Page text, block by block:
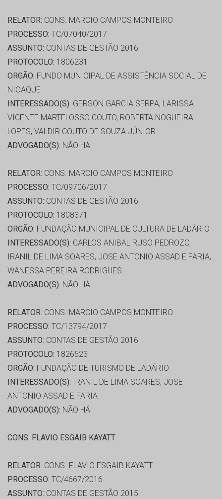
RELATOR: CONS. MARCIO CAMPOS MONTEIRO
PROCESSO: TC/07040/2017
ASSUNTO: CONTAS DE GESTÃO 2016
PROTOCOLO: 1806231
ORGÃO: FUNDO MUNICIPAL DE ASSISTÊNCIA SOCIAL DE
NIOAQUE
INTERESSADO(S): GERSON GARCIA SERPA, LARISSA
VICENTE MARTELOSSO COUTO, ROBERTA NOGUEIRA
LOPES, VALDIR COUTO DE SOUZA JÚNIOR
ADVOGADO(S): NÃO HÁ
RELATOR: CONS. MARCIO CAMPOS MONTEIRO
PROCESSO: TC/09706/2017
ASSUNTO: CONTAS DE GESTÃO 2016
PROTOCOLO: 1808371
ORGÃO: FUNDAÇÃO MUNICIPAL DE CULTURA DE LADÁRIO
INTERESSADO(S): CARLOS ANIBAL RUSO PEDROZO,
IRANIL DE LIMA SOARES, JOSE ANTONIO ASSAD E FARIA,
WANESSA PEREIRA RODRIGUES
ADVOGADO(S): NÃO HÁ
RELATOR: CONS. MARCIO CAMPOS MONTEIRO
PROCESSO: TC/13794/2017
ASSUNTO: CONTAS DE GESTÃO 2016
PROTOCOLO: 1826523
ORGÃO: FUNDAÇÃO DE TURISMO DE LADÁRIO
INTERESSADO(S): IRANIL DE LIMA SOARES, JOSE
ANTONIO ASSAD E FARIA
ADVOGADO(S): NÃO HÁ
CONS. FLAVIO ESGAIB KAYATT
RELATOR: CONS. FLAVIO ESGAIB KAYATT
PROCESSO: TC/4667/2016
ASSUNTO: CONTAS DE GESTÃO 2015